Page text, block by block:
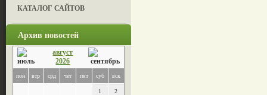
КАТАЛОГ САЙТОВ
Архив новостей
август
2026
пон втр срд чет пят суб вск
1 2